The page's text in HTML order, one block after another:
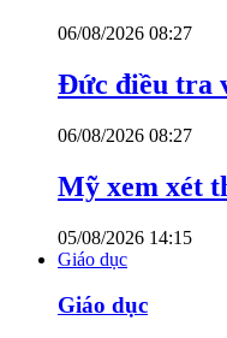
06/08/2026 08:27
Đức điều tra
06/08/2026 08:27
Mỹ xem xét
05/08/2026 14:15
Giáo dục
Giáo dục